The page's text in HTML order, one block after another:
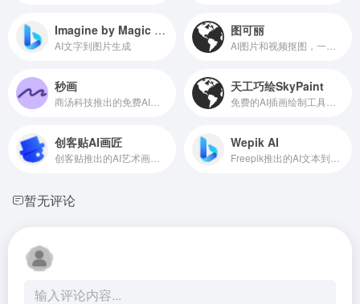
Imagine by Magic Studio
AI文字到图片生成
图可丽
秒画 天工巧绘SkyPaint
创客贴AI画匠 Wepik AI
暂无评论